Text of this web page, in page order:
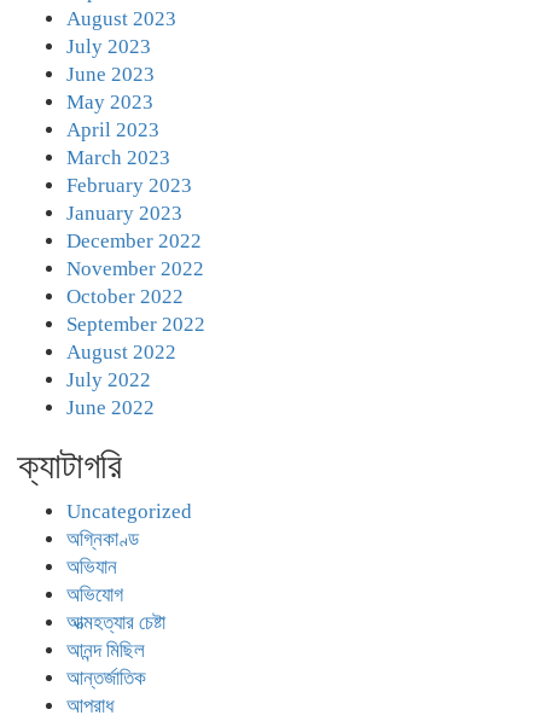
August 2023
July 2023
June 2023
May 2023
April 2023
March 2023
February 2023
January 2023
December 2022
November 2022
October 2022
September 2022
August 2022
July 2022
June 2022
ক্যাটাগরি
Uncategorized
অগ্নিকাণ্ড
অভিযান
অভিযোগ
আত্মহত্যার চেষ্টা
আনন্দ মিছিল
আন্তর্জাতিক
আপরাধ